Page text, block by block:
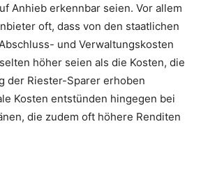
Anhieb erkennbar seien. Vor allem
oft, dass von den staatlichen
und Verwaltungskosten
höher seien als die Kosten, die
der Riester-Sparer erhoben
Kosten entstünden hingegen bei
die zudem oft höhere Renditen